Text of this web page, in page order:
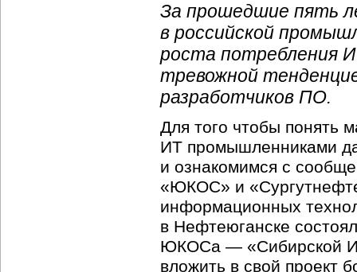
За прошедшие пять
в российской
роста потребления
тревожной
разработчиков ПО.
Для того чтобы понять
ИТ промышленниками
и ознакомимся с
«ЮКОС» и
информационных
в Нефтеюганске
ЮКОСа — «Сибирской
вложить в свой проект